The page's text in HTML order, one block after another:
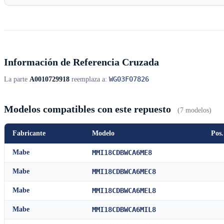
Información de Referencia Cruzada
La parte A0010729918 reemplaza a: WG03F07826
Modelos compatibles con este repuesto (7 modelos)
Fabricante Modelo Pos.
Mabe MMI18CDBWCA6ME8
Mabe MMI18CDBWCA6MEC8
Mabe MMI18CDBWCA6MEL8
Mabe MMI18CDBWCA6MIL8